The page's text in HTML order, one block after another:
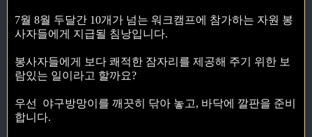
7월 8월 두달간 10개가 넘는 워크캠프에 참가하는 자원 봉
사자들에게 지급될 침낭입니다.
봉사자들에게 보다 쾌적한 잠자리를 제공해 주기 위한 보
람있는 일이라고 할까요?
우선 야구방망이를 깨끗히 닦아 놓고, 바닥에 깔판을 준비
합니다.